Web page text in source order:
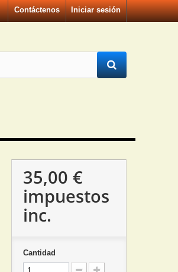
Iniciar sesión
Contáctenos
35,00 €
impuestos
inc.
Cantidad